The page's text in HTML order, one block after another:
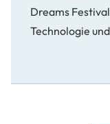
Dreams
Technologie